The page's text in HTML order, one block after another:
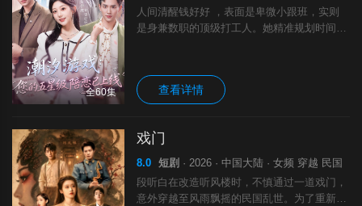
全60集
人间清醒钱好好 ，表面是卑微小跟班，实则
是身兼数职的顶级打工人。她精准规划时间，
的灵感缪斯。本想低调赚够修路款就跑路，谁
知一场画展让她的三重身份意外曝光，钱好好
们的极力挽留，钱好好坦然摊牌婉拒：姐不装
了，姐就是时间管理大师！改编自番茄小说：
者：【痞黑】
查看详情
戏门
8.0 短剧 · 2026 · 中国大陆 · 女频 穿越 民国
段听白在改造听风楼时，不慎通过一道戏门，
意外穿越至风雨飘摇的民国乱世。为了重新撮